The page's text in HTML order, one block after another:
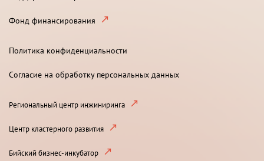
Фонд финансирования
Политика конфиденциальности
Согласие на обработку персональных данных
Региональный центр инжиниринга
Центр кластерного развития
Бийский бизнес-инкубатор